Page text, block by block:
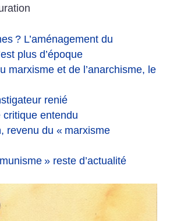
? L’aménagement du
plus d’époque
marxisme et de l’anarchisme, le
renié
critique entendu
revenu du « marxisme
» reste d’actualité